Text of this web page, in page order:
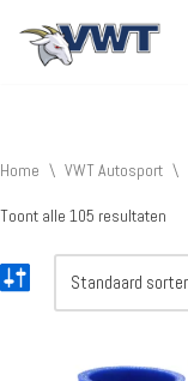
Home \ VWT Autosport \
Toont alle 105 resultaten